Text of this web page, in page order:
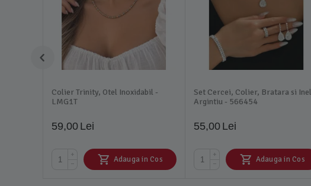
Colier Trinity, Otel Inoxidabil -
LMG1T
59,00 Lei
+
−
Adauga in Cos
Set Cercei, Colier, Bratara si
Argintiu - 566454
55,00 Lei
+
−
Adauga in Cos